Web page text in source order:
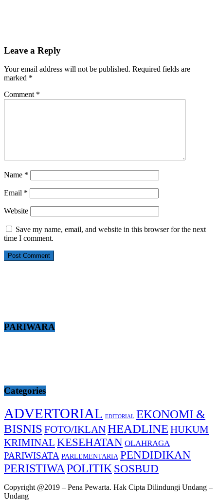
Leave a Reply
Your email address will not be published. Required fields are
marked *
Comment *
Name *
Email *
Website
Save my name, email, and website in this browser for the next
time I comment.
PARIWARA
Categories
ADVERTORIAL EDITORIAL EKONOMI &
BISNIS FOTO/IKLANHEADLINE HUKUM
KRIMINAL KESEHATAN OLAHRAGA
PARIWISATA PARLEMENTARIA PENDIDIKAN
PERISTIWA POLITIK SOSBUD
Copyright @2019 – Pena Pewarta. Hak Cipta Dilindungi Undang –
Undang